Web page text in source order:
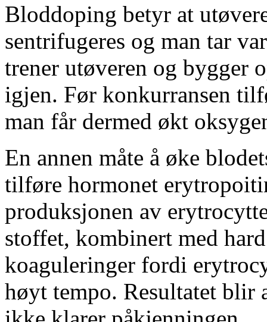
Bloddoping betyr at
sentrifugeres og man tar
trener utøveren og bygger
igjen. Før konkurransen
man får dermed økt
En annen måte å øke
tilføre hormonet
produksjonen av
stoffet, kombinert med
koaguleringer fordi
høyt tempo. Resultatet blir